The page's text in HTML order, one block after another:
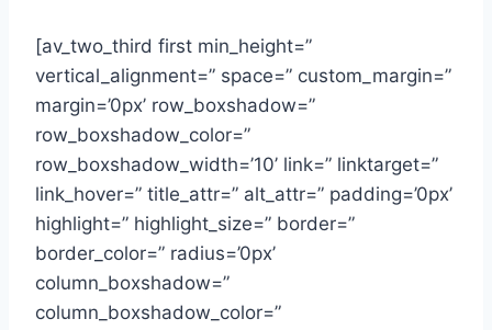
[av_two_third first min_height=”
vertical_alignment=” space=” custom_margin=”
margin=’0px’ row_boxshadow=”
row_boxshadow_color=”
row_boxshadow_width=’10’ link=” linktarget=”
link_hover=” title_attr=” alt_attr=” padding=’0px’
highlight=” highlight_size=” border=”
border_color=” radius=’0px’
column_boxshadow=”
column_boxshadow_color=”